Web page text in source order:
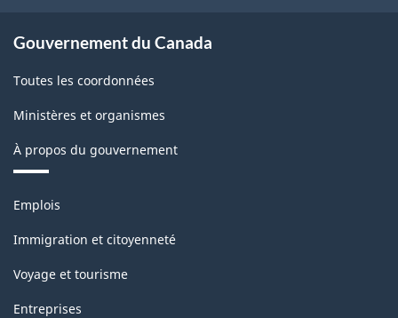
Gouvernement du Canada
Toutes les coordonnées
Ministères et organismes
À propos du gouvernement
Thèmes
sujets
Emplois
Immigration et citoyenneté
Voyage et tourisme
Entreprises